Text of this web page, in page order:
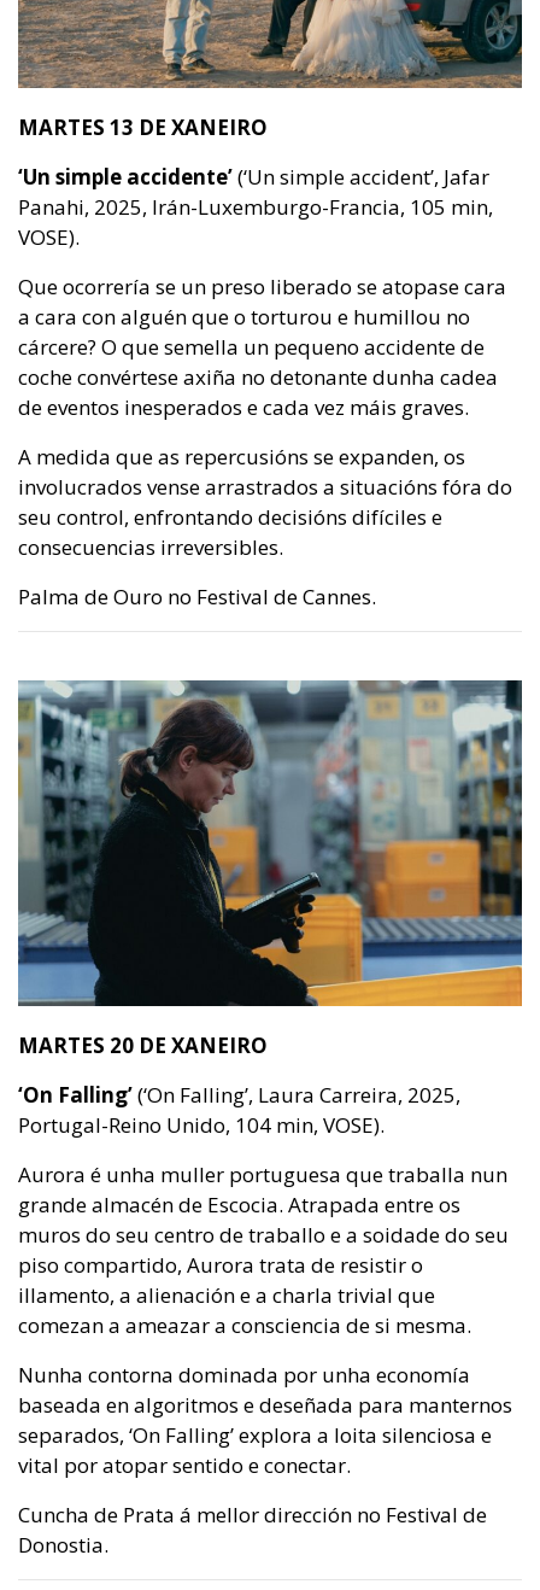
MARTES 13 DE XANEIRO
‘Un simple accidente’(‘Un simple accident’, Jafar
Panahi, 2025, Irán-Luxemburgo-Francia, 105 min,
VOSE).
Que ocorrería se un preso liberado se atopase cara
a cara con alguén que o torturou e humillou no
cárcere? O que semella un pequeno accidente de
coche convértese axiña no detonante dunha cadea
de eventos inesperados e cada vez máis graves.
A medida que as repercusións se expanden, os
involucrados vense arrastrados a situacións fóra do
seu control, enfrontando decisións difíciles e
consecuencias irreversibles.
Palma de Ouro no Festival de Cannes.
MARTES 20 DE XANEIRO
‘On Falling’(‘On Falling’, Laura Carreira, 2025,
Portugal-Reino Unido, 104 min, VOSE).
Aurora é unha muller portuguesa que traballa nun
grande almacén de Escocia. Atrapada entre os
muros do seu centro de traballo e a soidade do seu
piso compartido, Aurora trata de resistir o
illamento, a alienación e a charla trivial que
comezan a ameazar a consciencia de si mesma.
Nunha contorna dominada por unha economía
baseada en algoritmos e deseñada para manternos
separados, ‘On Falling’ explora a loita silenciosa e
vital por atopar sentido e conectar.
Cuncha de Prata á mellor dirección no Festival de
Donostia.